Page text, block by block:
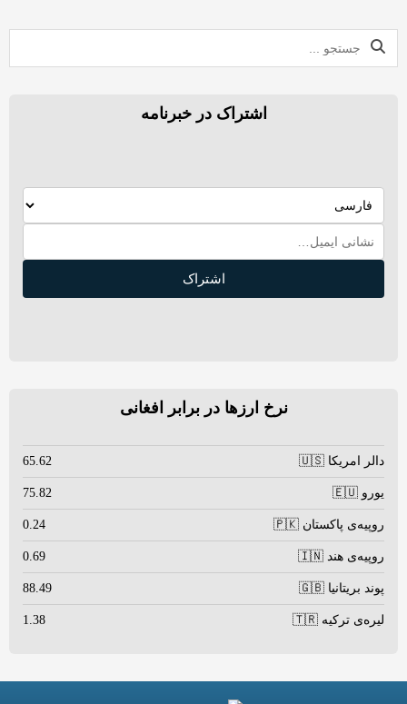
اشتراک در خبرنامه
اشتراک
نرخ ارزها در برابر افغانی
دالر امریکا 🇺🇸 65.62
یورو 🇪🇺 75.82
روپیه‌ی پاکستان 🇵🇰 0.24
روپیه‌ی هند 🇮🇳 0.69
پوند بریتانیا 🇬🇧 88.49
لیره‌ی ترکیه 🇹🇷 1.38